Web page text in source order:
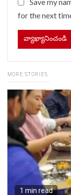
for the next
MORE STORIES
1 min read